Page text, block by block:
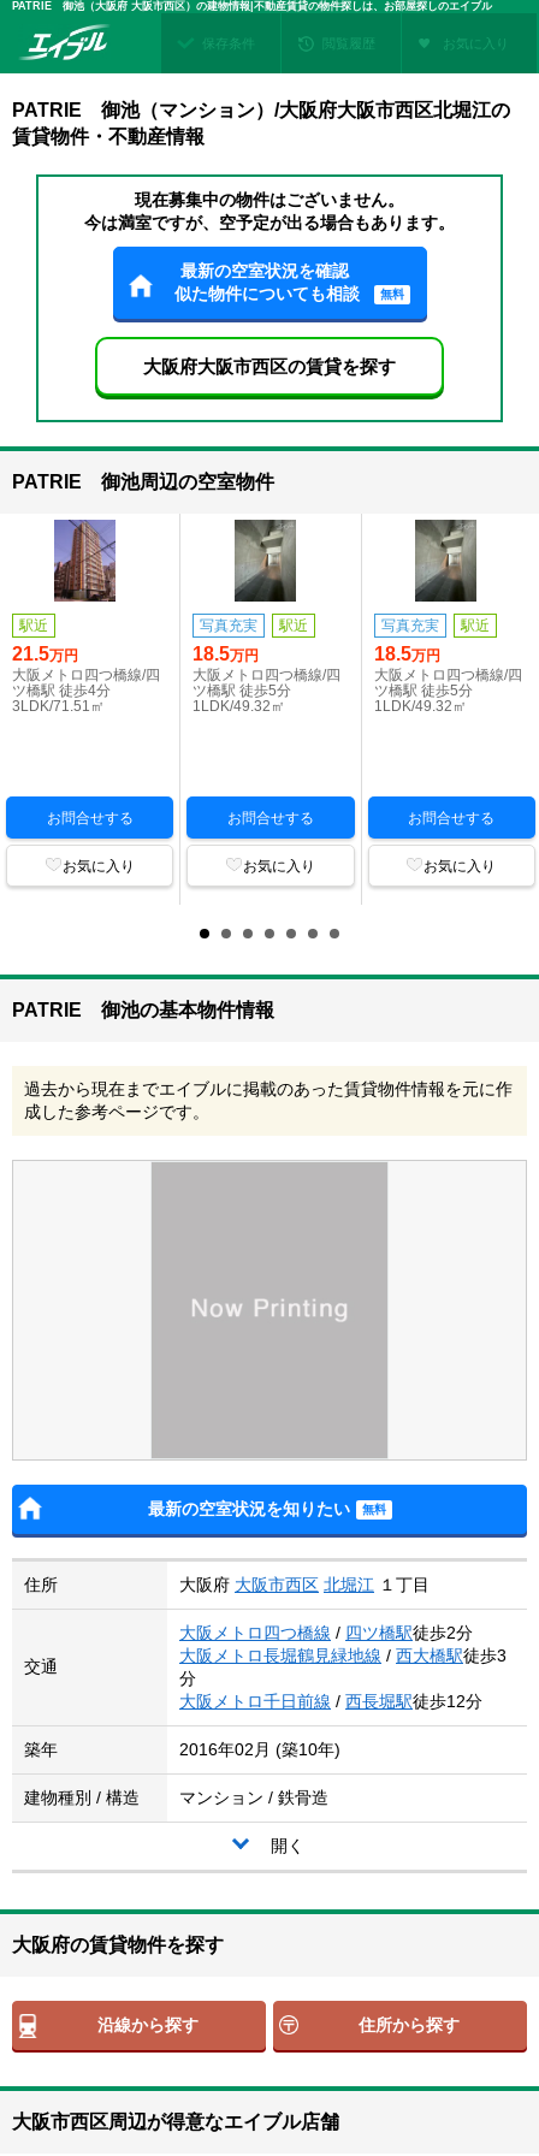
PATRIE 御池（大阪府 大阪市西区）の建物情報|不動産賃貸の物件探しは、お部屋探しのエイブル
保存条件 閲覧履歴 お気に入り
PATRIE 御池（マンション）/大阪府大阪市西区北堀江の
賃貸物件・不動産情報
現在募集中の物件はございません。
今は満室ですが、空予定が出る場合もあります。
最新の空室状況を確認
似た物件についても相談
無料
大阪府大阪市西区の賃貸を探す
PATRIE 御池周辺の空室物件
駅近
21.5万円
大阪メトロ四つ橋線/四
ツ橋駅 徒歩4分
3LDK/71.51㎡
お問合せする
お気に入り
写真充実 駅近
18.5万円
大阪メトロ四つ橋線/四
ツ橋駅 徒歩5分
1LDK/49.32㎡
お問合せする
お気に入り
写真充実 駅近
18.5万円
大阪メトロ四つ橋線/四
ツ橋駅 徒歩5分
1LDK/49.32㎡
お問合せする
お気に入り
PATRIE 御池の基本物件情報
過去から現在までエイブルに掲載のあった賃貸物件情報を元に作
成した参考ページです。
最新の空室状況を知りたい
住所 大阪府 大阪市西区 北堀江 １丁目
交通
大阪メトロ四つ橋線 / 四ツ橋駅徒歩2分
大阪メトロ長堀鶴見緑地線 / 西大橋駅徒歩3
分
大阪メトロ千日前線 / 西長堀駅徒歩12分
築年 2016年02月 (築10年)
建物種別 / 構造 マンション / 鉄骨造
開く
大阪府の賃貸物件を探す
沿線から探す 住所から探す
大阪市西区周辺が得意なエイブル店舗